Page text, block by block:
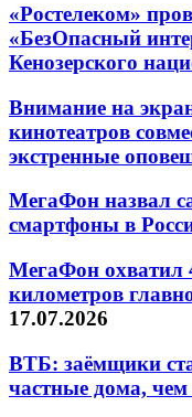
«Ростелеком»
«БезОпасный
Кенозерского
Внимание на
кинотеатров
экстренные
МегаФон назвал
смартфоны в
МегаФон охватил
километров
17.07.2026
ВТБ: заёмщики
частные дома, чем